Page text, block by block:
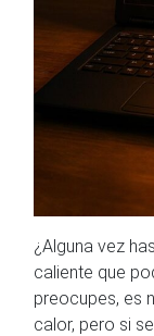
¿Alguna vez
caliente que
preocupes, es
calor, pero si